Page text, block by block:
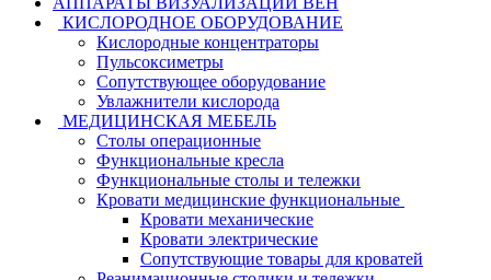
КИСЛОРОДНОЕ ОБОРУДОВАНИЕ
Кислородные концентраторы
Пульсоксиметры
Сопутствующее оборудование
Увлажнители кислорода
МЕДИЦИНСКАЯ МЕБЕЛЬ
Столы операционные
Функциональные кресла
Функциональные столы и тележки
Кровати медицинские функциональные
Кровати механические
Кровати электрические
Сопутствующие товары для кроватей